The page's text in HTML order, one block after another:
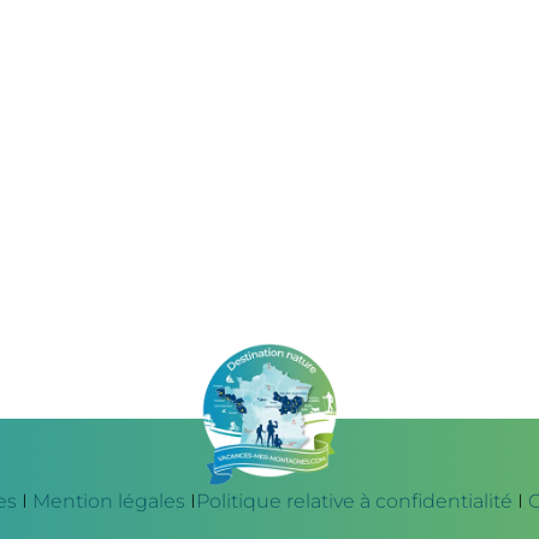
I Mention légales I Politique relative à confidentialité I